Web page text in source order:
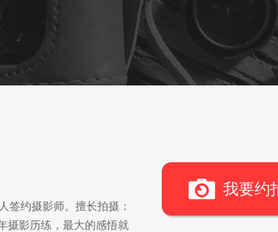
签约摄影师。擅长拍摄：
摄影历练，最大的感悟就
我要约